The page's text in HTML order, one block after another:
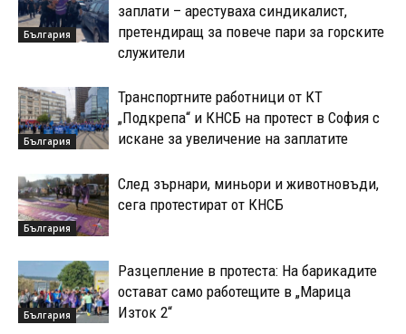
България
заплати – арестуваха синдикалист,
претендиращ за повече пари за горските
служители
България
Транспортните работници от КТ
„Подкрепа“ и КНСБ на протест в София с
искане за увеличение на заплатите
България
След зърнари, миньори и животновъди,
сега протестират от КНСБ
България
Разцепление в протеста: На барикадите
остават само работещите в „Марица
Изток 2“